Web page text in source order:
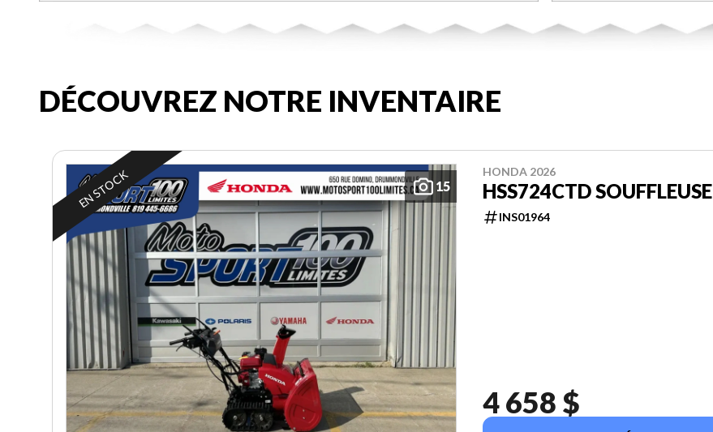
DÉCOUVREZ NOTRE INVENTAIRE
15
EN STOCK HONDA 2026
HSS724CTD SOUFFLEUSE
INS01964
4 658 $